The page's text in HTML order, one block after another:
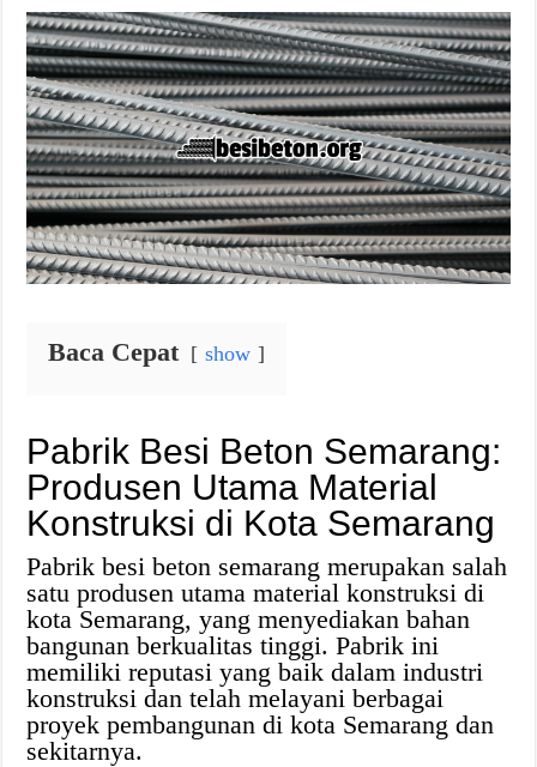
Baca Cepat show
Pabrik Besi Beton Semarang:
Produsen Utama Material
Konstruksi di Kota Semarang
Pabrik besi beton semarang merupakan salah
satu produsen utama material konstruksi di
kota Semarang, yang menyediakan bahan
bangunan berkualitas tinggi. Pabrik ini
memiliki reputasi yang baik dalam industri
konstruksi dan telah melayani berbagai
proyek pembangunan di kota Semarang dan
sekitarnya.